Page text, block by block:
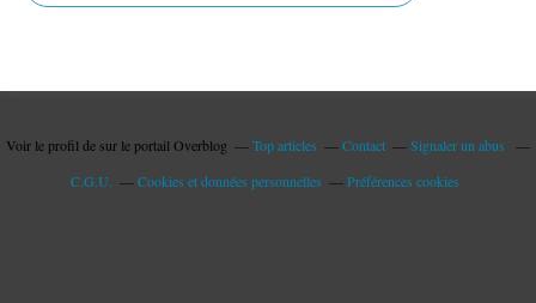
Voir le profil de sur le portail Overblog Top articles Contact
Signaler un abus
C.G.U.
Cookies et données personnelles Préférences cookies